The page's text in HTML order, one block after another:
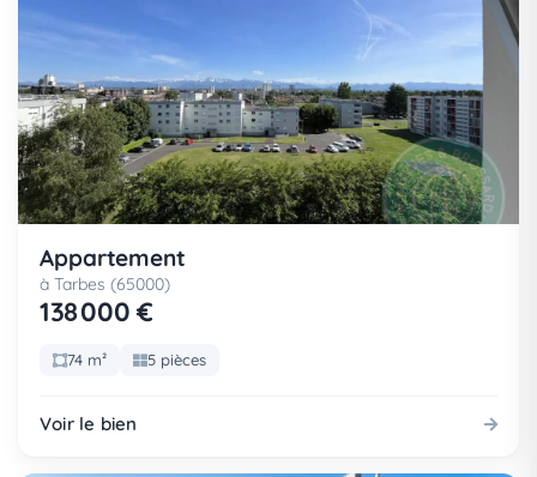
Appartement
à Tarbes (65000)
138 000 €
74 m² 5 pièces
Voir le bien